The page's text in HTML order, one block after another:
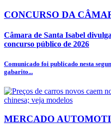
CONCURSO DA
Câmara de Santa Isabel
concurso público de 2026
Comunicado foi publicado nesta
gabarito...
MERCADO